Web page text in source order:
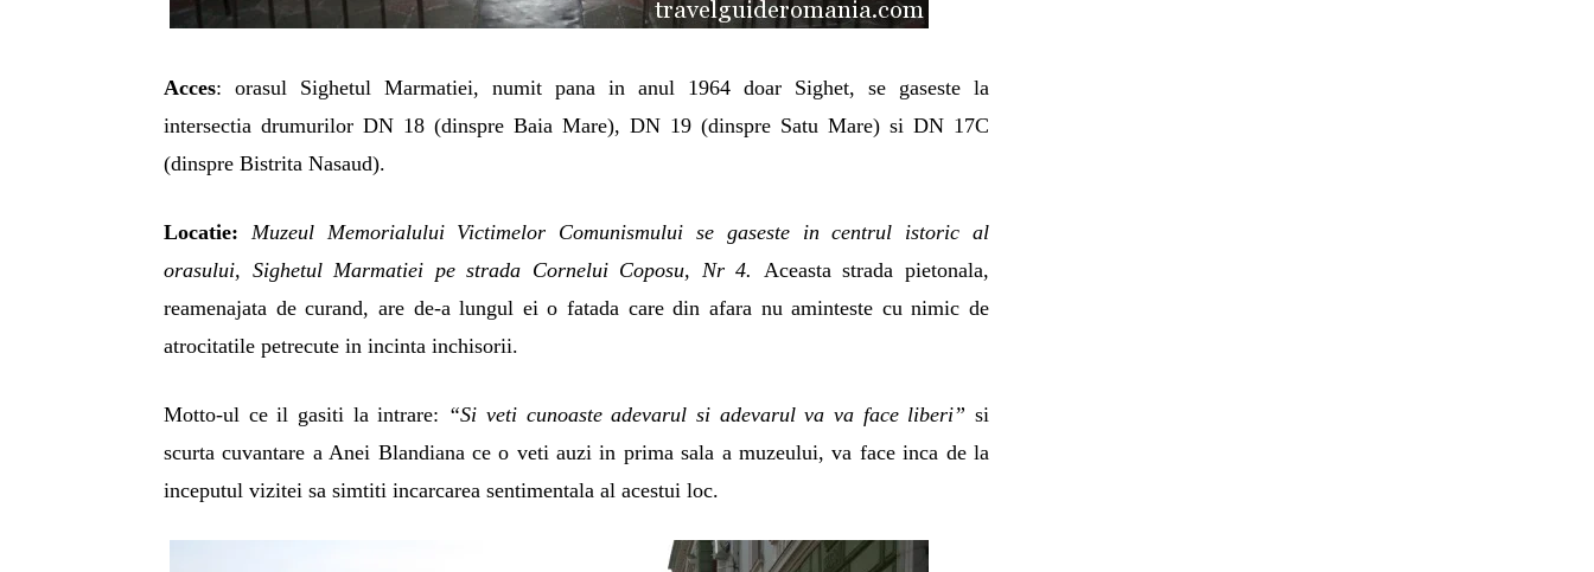
Acces: orasul Sighetul Marmatiei, numit pana in anul 1964 doar Sighet, se gaseste la
intersectia drumurilor DN 18 (dinspre Baia Mare), DN 19 (dinspre Satu Mare) si DN 17C
(dinspre Bistrita Nasaud).
Locatie: Muzeul Memorialului Victimelor Comunismului se gaseste in centrul istoric al
orasului, Sighetul Marmatiei pe strada Cornelui Coposu, Nr 4. Aceasta strada pietonala,
reamenajata de curand, are de-a lungul ei o fatada care din afara nu aminteste cu nimic de
atrocitatile petrecute in incinta inchisorii.
Motto-ul ce il gasiti la intrare: “Si veti cunoaste adevarul si adevarul va va face liberi” si
scurta cuvantare a Anei Blandiana ce o veti auzi in prima sala a muzeului, va face inca de la
inceputul vizitei sa simtiti incarcarea sentimentala al acestui loc.